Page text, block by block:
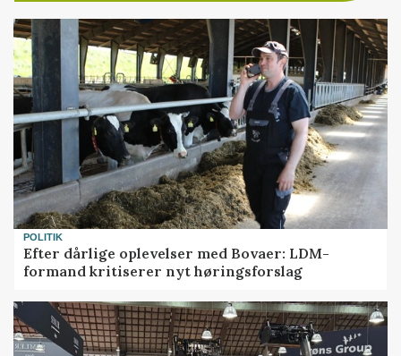
POLITIK
Efter dårlige oplevelser med Bovaer: LDM-
formand kritiserer nyt høringsforslag